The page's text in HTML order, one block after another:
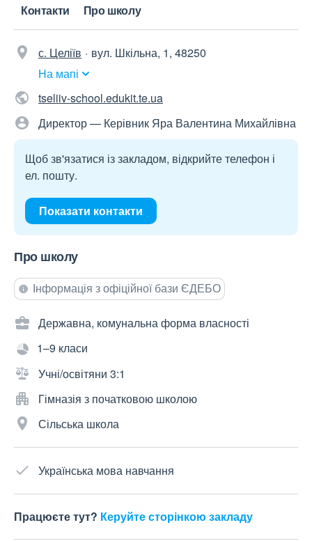
Контакти Про школу
с. Целіїв
вул. Шкільна, 1, 48250
На мапі
tseliiv-school.edukit.te.ua
Директор — Керівник Яра Валентина Михайлівна
Щоб зв'язатися із закладом, відкрийте телефон і
ел. пошту.
Показати контакти
Про школу
Інформація з офіційної бази ЄДЕБО
Державна, комунальна форма власності
1–9 класи
Учні/освітяни 3:1
Гімназія з початковою школою
Сільська школа
Українська мова навчання
Працюєте тут? Керуйте сторінкою закладу